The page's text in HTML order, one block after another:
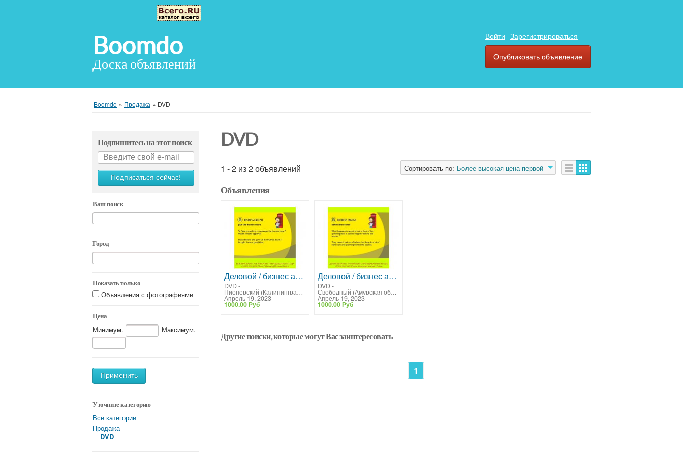
Boomdo
Доска объявлений
Войти Зарегистрироваться
Опубликовать объявление
Boomdo » Продажа » DVD
Подпишитесь на этот поиск
Подписаться сейчас!
Ваш поиск
Город
Показать только
Объявления с фотографиями
Цена
Минимум. Максимум.
Применить
Уточните категорию
Все категории
Продажа
DVD
DVD
1 - 2 из 2 объявлений Сортировать по: Более высокая цена первой
Объявления
Деловой / бизнес английский - Курсы, преподаватель, репетитор из США
DVD-
Пионерский (Калининградская область)
Апрель 19, 2023
1000.00 Руб
Деловой / бизнес английский - Курсы, преподаватель, репетитор из США
DVD-
Свободный (Амурская область)
Апрель 19, 2023
1000.00 Руб
Другие поиски, которые могут Вас заинтересовать
1